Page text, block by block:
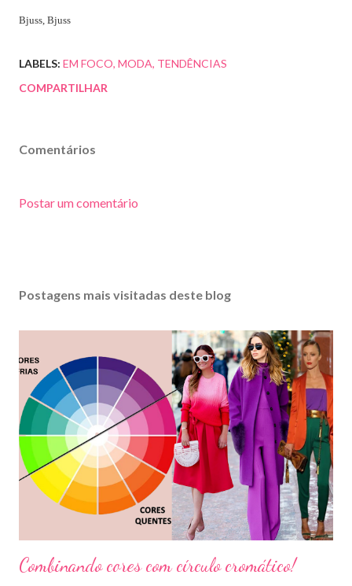
Bjuss, Bjuss
LABELS: EM FOCO MODA TENDÊNCIAS
COMPARTILHAR
Comentários
Postar um comentário
Postagens mais visitadas deste blog
Combinando cores com círculo cromático!